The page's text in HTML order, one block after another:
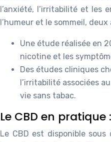
l’anxiété, l’irritabilité et les
l’humeur et le sommeil,
Une étude réalisée en
nicotine et les
Des études cliniques
l’irritabilité associées
vie sans tabac.
Le CBD en
Le CBD est disponible